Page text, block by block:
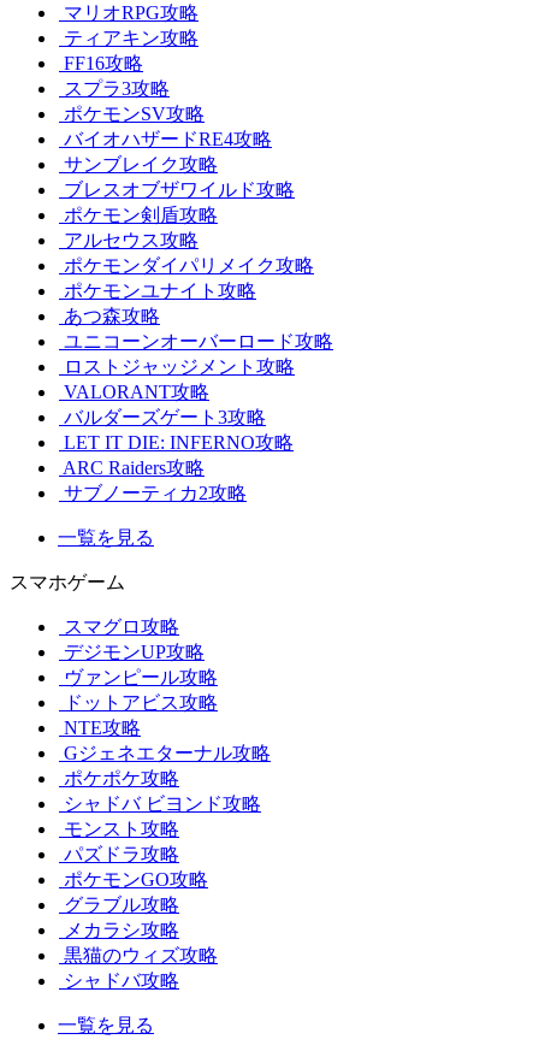
マリオRPG攻略
ティアキン攻略
FF16攻略
スプラ3攻略
ポケモンSV攻略
バイオハザードRE4攻略
サンブレイク攻略
ブレスオブザワイルド攻略
ポケモン剣盾攻略
アルセウス攻略
ポケモンダイパリメイク攻略
ポケモンユナイト攻略
あつ森攻略
ユニコーンオーバーロード攻略
ロストジャッジメント攻略
VALORANT攻略
バルダーズゲート3攻略
LET IT DIE: INFERNO攻略
ARC Raiders攻略
サブノーティカ2攻略
一覧を見る
スマホゲーム
スマグロ攻略
デジモンUP攻略
ヴァンピール攻略
ドットアビス攻略
NTE攻略
Gジェネエターナル攻略
ポケポケ攻略
シャドバ ビヨンド攻略
モンスト攻略
パズドラ攻略
ポケモンGO攻略
グラブル攻略
メカラシ攻略
黒猫のウィズ攻略
シャドバ攻略
一覧を見る